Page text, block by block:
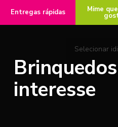
Entregas rápidas Mime
interesse